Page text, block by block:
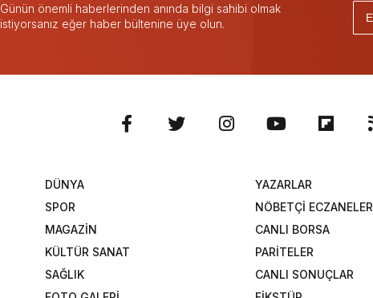
Günün önemli haberlerinden anında bilgi sahibi olmak
istiyorsanız eğer haber bültenine üye olun.
DÜNYA
SPOR
MAGAZİN
KÜLTÜR SANAT
SAĞLIK
YAZARLAR
NÖBETÇİ ECZANELER
CANLI BORSA
PARİTELER
CANLI SONUÇLAR